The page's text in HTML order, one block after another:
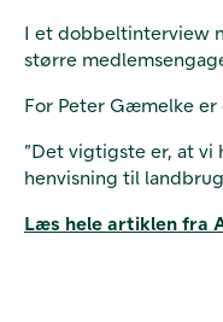
I et dobbeltinterview
større
For Peter Gæmelke
”Det vigtigste er, at vi
henvisning til
Læs hele artiklen fra